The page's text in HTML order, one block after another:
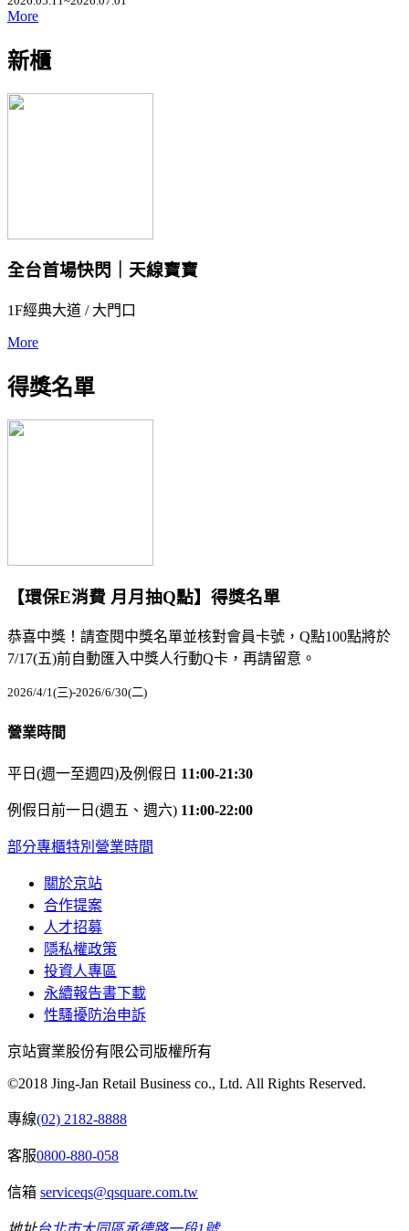
More
新櫃
全台首場快閃｜天線寶寶
1F經典大道 / 大門口
More
得獎名單
【環保E消費 月月抽Q點】得獎名單
恭喜中獎！請查閱中獎名單並核對會員卡號，Q點100點將於
7/17(五)前自動匯入中獎人行動Q卡，再請留意。
2026/4/1(三)-2026/6/30(二)
營業時間
平日(週一至週四)及例假日 11:00-21:30
例假日前一日(週五、週六) 11:00-22:00
部分專櫃特別營業時間
關於京站
合作提案
人才招募
隱私權政策
投資人專區
永續報告書下載
性騷擾防治申訴
京站實業股份有限公司版權所有
©2018 Jing-Jan Retail Business co., Ltd. All Rights Reserved.
專線(02) 2182-8888
客服0800-880-058
信箱 serviceqs@qsquare.com.tw